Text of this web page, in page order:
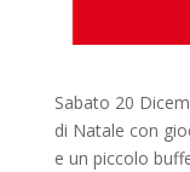
Sabato 20
di Natale con
e un piccolo